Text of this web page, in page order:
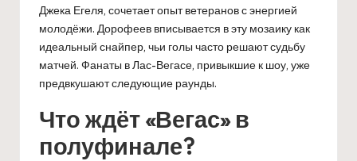
Джека Егеля, сочетает опыт ветеранов с энергией
молодёжи. Дорофеев вписывается в эту мозаику как
идеальный снайпер, чьи голы часто решают судьбу
матчей. Фанаты в Лас-Вегасе, привыкшие к шоу, уже
предвкушают следующие раунды.
Что ждёт «Вегас» в
полуфинале?